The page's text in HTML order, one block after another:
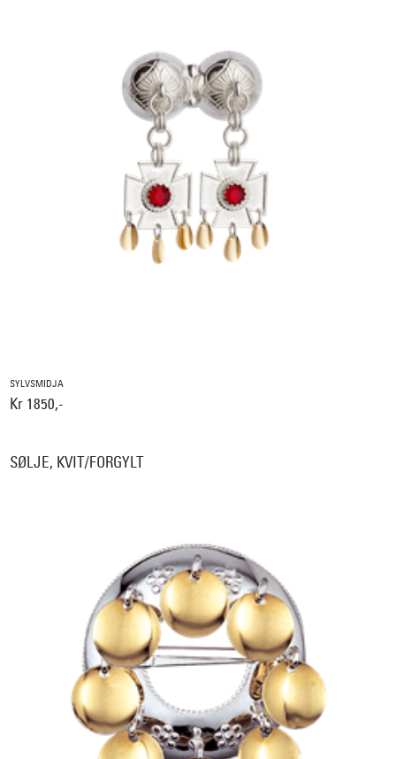
SYLVSMIDJA
Kr 1850,-
SØLJE, KVIT/FORGYLT